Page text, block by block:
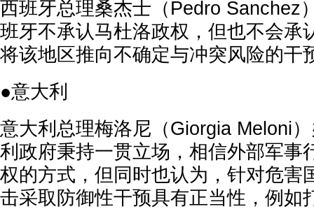
西班牙总理桑杰士（Pedro Sanchez
班牙不承认马杜洛政权，但也不会承
将该地区推向不确定与冲突风险的干
●意大利
意大利总理梅洛尼（Giorgia Meloni
利政府秉持一贯立场，相信外部军事
权的方式，但同时也认为，针对危害
击采取防御性干预具有正当性，例如